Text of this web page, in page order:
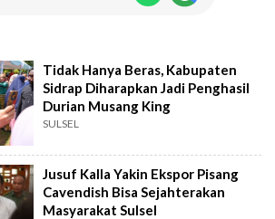
Tidak Hanya Beras, Kabupaten
Sidrap Diharapkan Jadi Penghasil
Durian Musang King
SULSEL
Jusuf Kalla Yakin Ekspor Pisang
Cavendish Bisa Sejahterakan
Masyarakat Sulsel